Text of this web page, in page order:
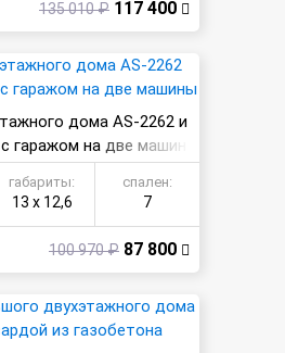
135 010 ₽ 117 400
дома AS-2262 и
гаражом на две машин
габариты:
13 х 12,6
спален:
7
100 970 ₽ 87 800